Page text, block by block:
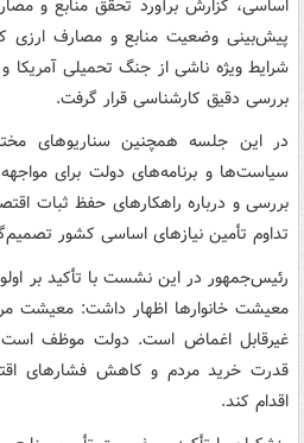
پیش‌بینی وضعیت منابع و مصارف ارزی
شرایط ویژه ناشی از جنگ تحمیلی
بررسی دقیق کارشناسی قرار گرفت.
در این جلسه همچنین سناریوهای
سیاست‌ها و برنامه‌های دولت برای
بررسی و درباره راهکارهای حفظ ثبات
تداوم تأمین نیازهای اساسی کشور
رئیس‌جمهور در این نشست با تأکید بر
معیشت خانوارها اظهار داشت: معیشت
غیرقابل اغماض است. دولت موظف است
قدرت خرید مردم و کاهش فشارهای
اقدام کند.